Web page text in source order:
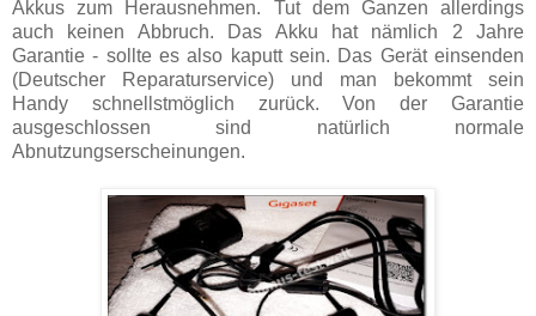
Akkus zum Herausnehmen. Tut dem Ganzen allerdings
auch keinen Abbruch. Das Akku hat nämlich 2 Jahre
Garantie - sollte es also kaputt sein. Das Gerät einsenden
(Deutscher Reparaturservice) und man bekommt sein
Handy schnellstmöglich zurück. Von der Garantie
ausgeschlossen sind natürlich normale
Abnutzungserscheinungen.